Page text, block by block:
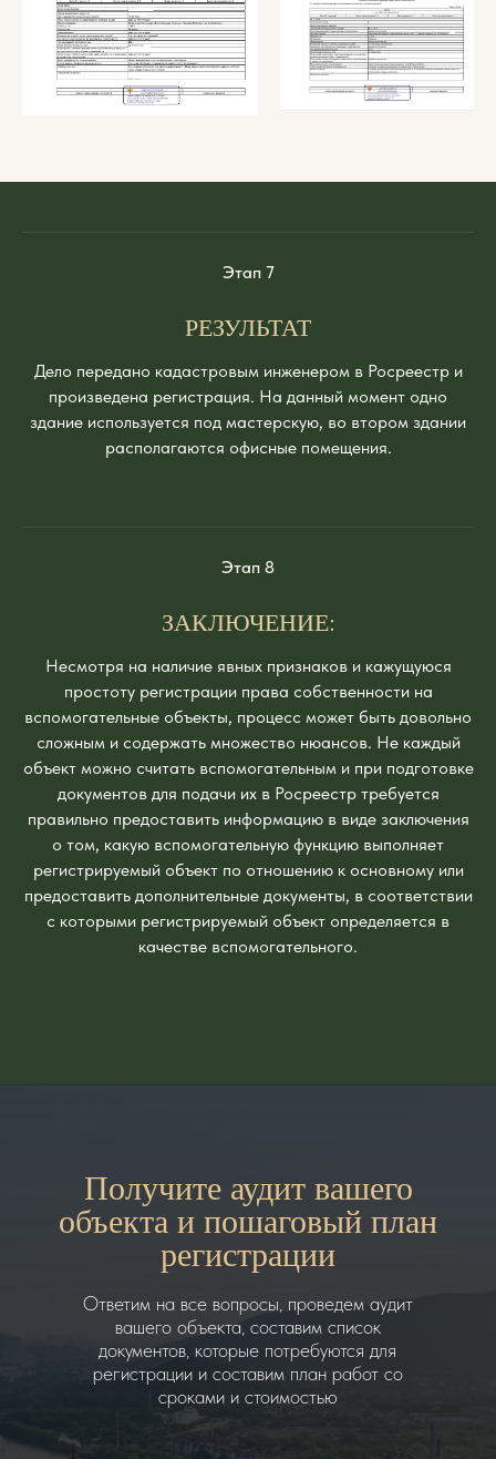
Этап 7
РЕЗУЛЬТАТ
Дело передано кадастровым инженером в Росреестр и
произведена регистрация. На данный момент одно
здание используется под мастерскую, во втором здании
располагаются офисные помещения.
Этап 8
ЗАКЛЮЧЕНИЕ:
Несмотря на наличие явных признаков и кажущуюся
простоту регистрации права собственности на
вспомогательные объекты, процесс может быть довольно
сложным и содержать множество нюансов. Не каждый
объект можно считать вспомогательным и при подготовке
документов для подачи их в Росреестр требуется
правильно предоставить информацию в виде заключения
о том, какую вспомогательную функцию выполняет
регистрируемый объект по отношению к основному или
предоставить дополнительные документы, в соответствии
с которыми регистрируемый объект определяется в
качестве вспомогательного.
Получите аудит вашего
объекта и пошаговый план
регистрации
Ответим на все вопросы, проведем аудит
вашего объекта, составим список
документов, которые потребуются для
регистрации и составим план работ со
сроками и стоимостью